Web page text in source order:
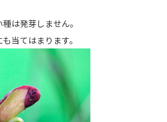
は発芽しません。
当てはまります。